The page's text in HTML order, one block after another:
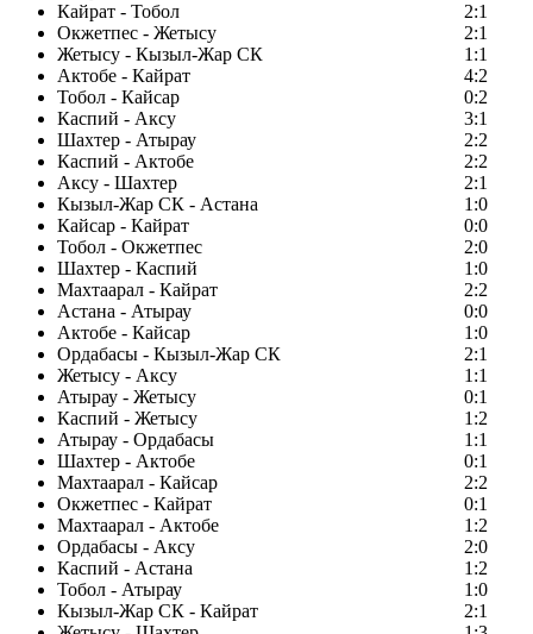
Кайрат - Тобол
2:1
Окжетпес - Жетысу
2:1
Жетысу - Кызыл-Жар СК
1:1
Актобе - Кайрат
4:2
Тобол - Кайсар
0:2
Каспий - Аксу
3:1
Шахтер - Атырау
2:2
Каспий - Актобе
2:2
Аксу - Шахтер
2:1
Кызыл-Жар СК - Астана
1:0
Кайсар - Кайрат
0:0
Тобол - Окжетпес
2:0
Шахтер - Каспий
1:0
Махтаарал - Кайрат
2:2
Астана - Атырау
0:0
Актобе - Кайсар
1:0
Ордабасы - Кызыл-Жар СК
2:1
Жетысу - Аксу
1:1
Атырау - Жетысу
0:1
Каспий - Жетысу
1:2
Атырау - Ордабасы
1:1
Шахтер - Актобе
0:1
Махтаарал - Кайсар
2:2
Окжетпес - Кайрат
0:1
Махтаарал - Актобе
1:2
Ордабасы - Аксу
2:0
Каспий - Астана
1:2
Тобол - Атырау
1:0
Кызыл-Жар СК - Кайрат
2:1